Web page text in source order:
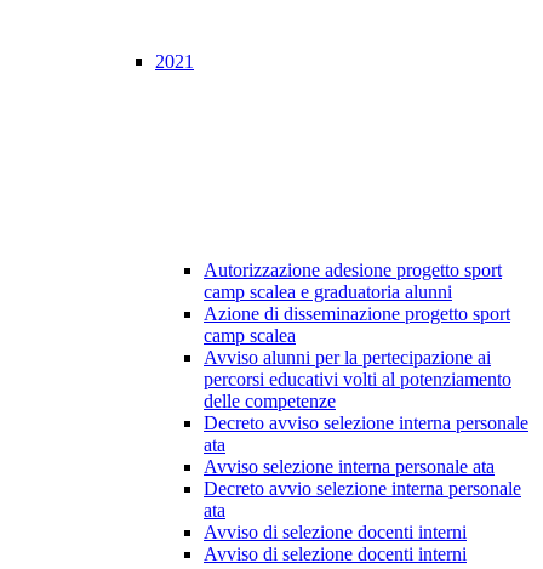
2021
Autorizzazione adesione progetto sport
camp scalea e graduatoria alunni
Azione di disseminazione progetto sport
camp scalea
Avviso alunni per la pertecipazione ai
percorsi educativi volti al potenziamento
delle competenze
Decreto avviso selezione interna personale
ata
Avviso selezione interna personale ata
Decreto avvio selezione interna personale
ata
Avviso di selezione docenti interni
Avviso di selezione docenti interni